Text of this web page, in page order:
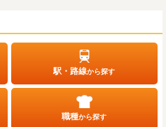
駅・路線から探す
職種から探す